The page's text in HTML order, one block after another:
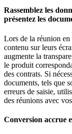
Rassemblez les
présentez les
Lors de la réunion en
contenu sur leurs
augmente la
le produit
des contrats. Si
documents, tels que
erreurs de saisie,
des réunions avec
Conversion accrue